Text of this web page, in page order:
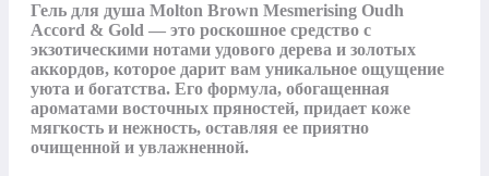
Гель для душа Molton Brown Mesmerising Oudh
Accord & Gold — это роскошное средство с
экзотическими нотами удового дерева и золотых
аккордов, которое дарит вам уникальное ощущение
уюта и богатства. Его формула, обогащенная
ароматами восточных пряностей, придает коже
мягкость и нежность, оставляя ее приятно
очищенной и увлажненной.